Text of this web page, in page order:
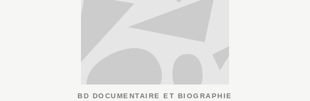
BD DOCUMENTAIRE ET BIOGRAPHIE